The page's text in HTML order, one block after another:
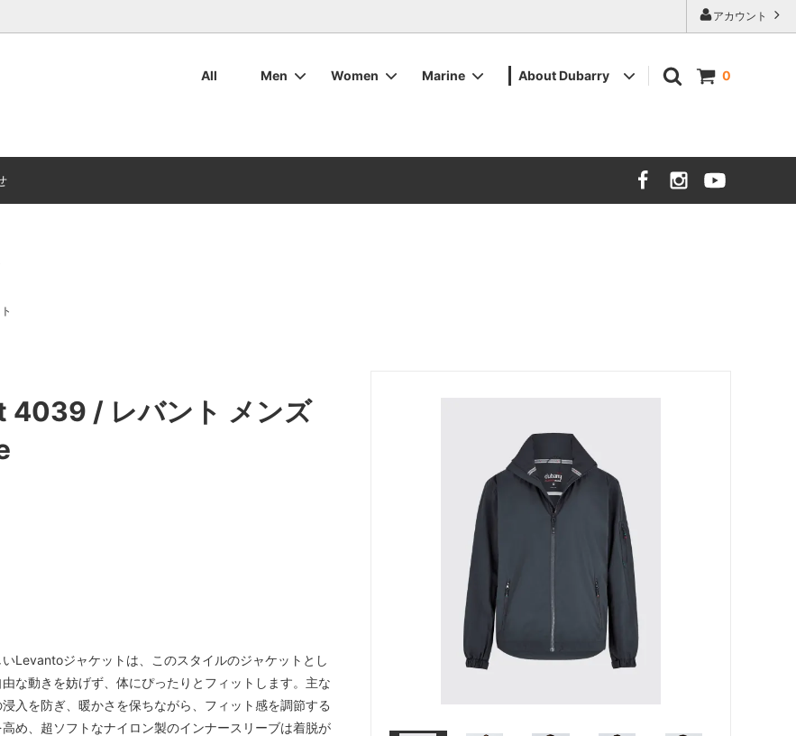
アカウント
0
All Men Women Marine
ッグ・その他用品
About Dubarry
アクセサリ
/ レバント メンズ
Levantoジャケットは、このスタイルのジャケットとし
な動きを妨げず、体にぴったりとフィットします。主な
入を防ぎ、暖かさを保ちながら、フィット感を調節する
め、超ソフトなナイロン製のインナースリーブは着脱が